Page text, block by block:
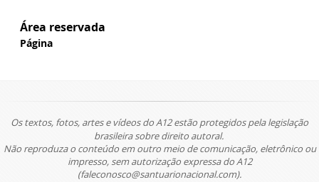
Área reservada
Página
Os textos, fotos, artes e vídeos do A12 estão protegidos pela legislação
brasileira sobre direito autoral.
Não reproduza o conteúdo em outro meio de comunicação, eletrônico ou
impresso, sem autorização expressa do A12
(faleconosco@santuarionacional.com).